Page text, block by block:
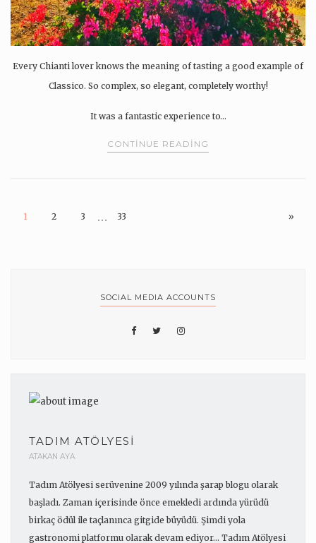
Every Chianti lover knows the meaning of tasting a good example of
Classico. So complex, so elegant, completely worthy!
It was a fantastic experience to…
CONTINUE READING
1 2 3 … 33 »
SOCIAL MEDIA ACCOUNTS
TADIM ATÖLYESI
ATAKAN AYA
Tadım Atölyesi serüvenine 2009 yılında şarap blogu olarak
başladı. Zaman içerisinde önce emekledi ardında yürüdü
birkaç ödül ile taçlanınca gitgide büyüdü. Şimdi yola
gastronomi platformu olarak devam ediyor... Tadım Atölyesi